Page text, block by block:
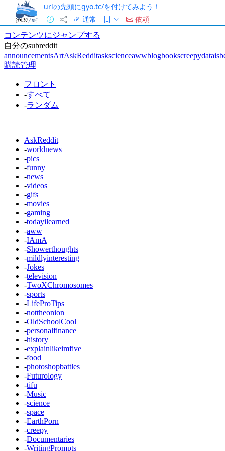
urlの先頭にgyo.tc/を付けてみよう！
通常
依頼